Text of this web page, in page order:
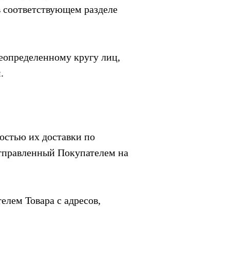
разделе
кругу лиц,
их доставки по
Покупателем на
Товара с адресов,